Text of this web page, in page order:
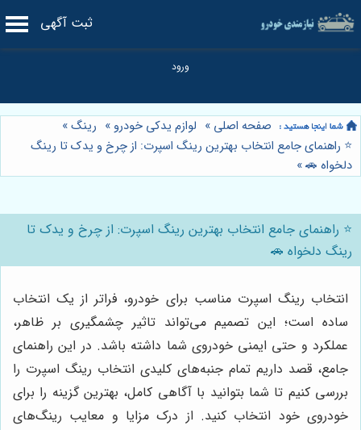
ثبت آگهی
صفحه اصلی » لوازم یدکی خودرو » رینگ»
⭐️ راهنمای جامع انتخاب بهترین رینگ اسپرت: از چرخ و یدک تا رینگ
دلخواه 🚗»
⭐️ راهنمای جامع انتخاب بهترین رینگ اسپرت: از چرخ و یدک تا
رینگ دلخواه 🚗
انتخاب رینگ اسپرت مناسب برای خودرو، فراتر از یک انتخاب
ساده است؛ این تصمیم می‌تواند تاثیر چشمگیری بر ظاهر،
عملکرد و حتی ایمنی خودروی شما داشته باشد. در این راهنمای
جامع، قصد داریم تمام جنبه‌های کلیدی انتخاب رینگ اسپرت را
بررسی کنیم تا شما بتوانید با آگاهی کامل، بهترین گزینه را برای
خودروی خود انتخاب کنید. از درک مزایا و معایب رینگ‌های